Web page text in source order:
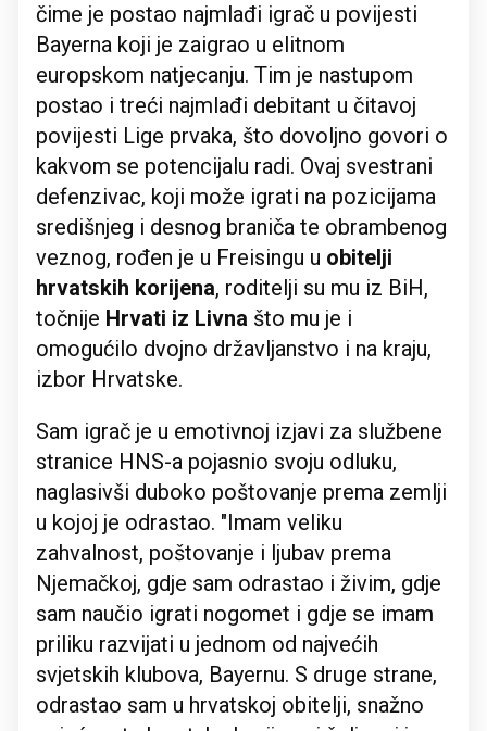
čime je postao najmlađi igrač u povijesti
Bayerna koji je zaigrao u elitnom
europskom natjecanju. Tim je nastupom
postao i treći najmlađi debitant u čitavoj
povijesti Lige prvaka, što dovoljno govori o
kakvom se potencijalu radi. Ovaj svestrani
defenzivac, koji može igrati na pozicijama
središnjeg i desnog braniča te obrambenog
veznog, rođen je u Freisingu u obitelji
hrvatskih korijena, roditelji su mu iz BiH,
točnije Hrvati iz Livna što mu je i
omogućilo dvojno državljanstvo i na kraju,
izbor Hrvatske.
Sam igrač je u emotivnoj izjavi za službene
stranice HNS-a pojasnio svoju odluku,
naglasivši duboko poštovanje prema zemlji
u kojoj je odrastao. "Imam veliku
zahvalnost, poštovanje i ljubav prema
Njemačkoj, gdje sam odrastao i živim, gdje
sam naučio igrati nogomet i gdje se imam
priliku razvijati u jednom od najvećih
svjetskih klubova, Bayernu. S druge strane,
odrastao sam u hrvatskoj obitelji, snažno